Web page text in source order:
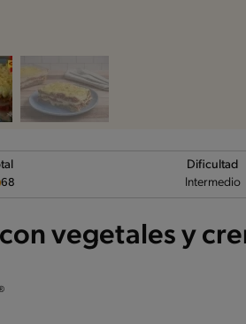
68
Dificultad
Intermedio
vegetales y